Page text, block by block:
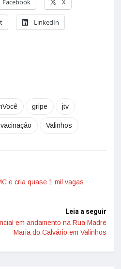
Facebook X
LinkedIn
gripe jtv
vacinação Valinhos
e cria quase 1 mil vagas
Leia a seguir
em andamento na Rua Madre
Maria do Calvário em Valinhos